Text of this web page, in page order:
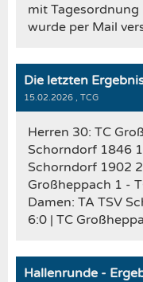
mit
wurde per Mail
Die letzten
15.02.2026 , TCG
Herren 30: TC
Schorndorf 1846
Schorndorf 1902
Großheppach 1 -
Damen: TA TSV
6:0 | TC
Hallenrunde -